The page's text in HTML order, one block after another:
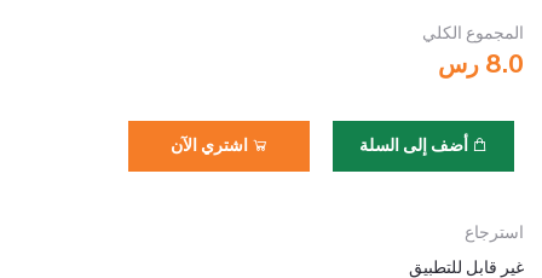
المجموع الكلي
8.0 رس
أضف إلى السلة اشتري الآن
استرجاع
غير قابل للتطبيق